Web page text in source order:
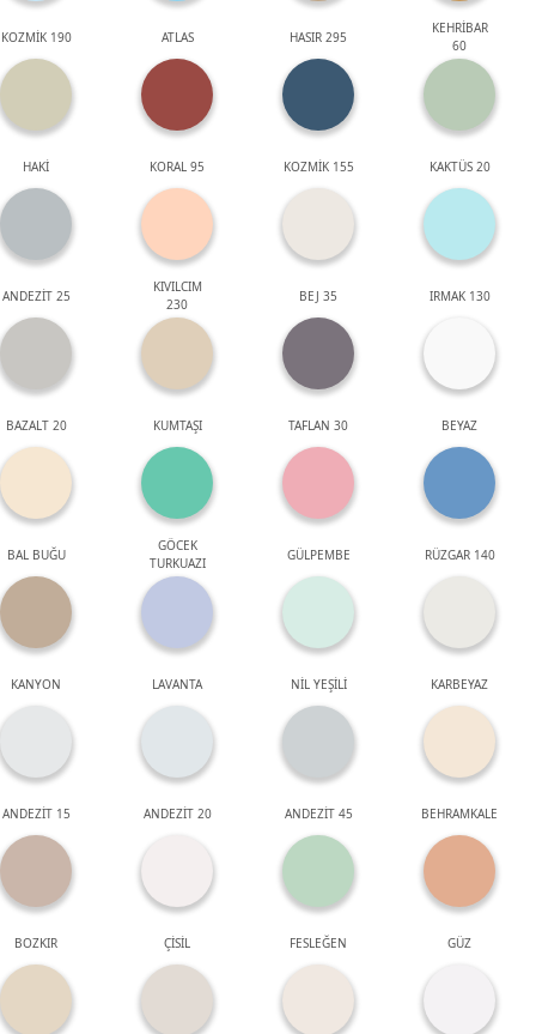
KOZMİK 190 ATLAS HASIR 295
KEHRİBAR
60
HAKİ KORAL 95 KOZMİK 155 KAKTÜS 20
ANDEZİT 25
KIVILCIM
230
BEJ 35 IRMAK 130
BAZALT 20 KUMTAŞI TAFLAN 30 BEYAZ
BAL BUĞU
GÖCEK
TURKUAZI
GÜLPEMBE RÜZGAR 140
KANYON LAVANTA NİL YEŞİLİ KARBEYAZ
ANDEZİT 15 ANDEZİT 20 ANDEZİT 45 BEHRAMKALE
BOZKIR ÇİSİL FESLEĞEN GÜZ